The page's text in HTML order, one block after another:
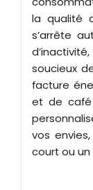
la qualité
s’arrête
soucieux
facture
et de café
vos
court ou